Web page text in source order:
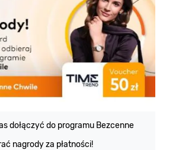
dołączyć do programu Bezcenne
nagrody za płatności!